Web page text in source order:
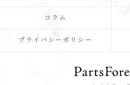
コラム
プライバシーポリシー